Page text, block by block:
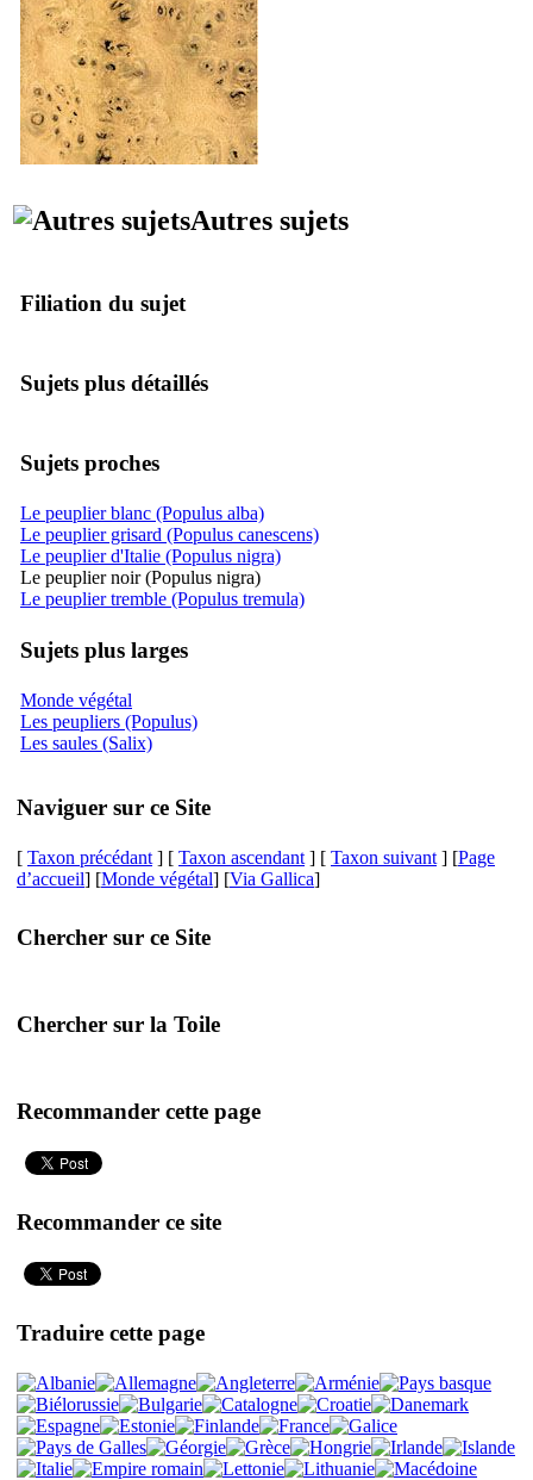
Autres sujets
Filiation du sujet
Sujets plus détaillés
Sujets proches
Le peuplier blanc (Populus alba)
Le peuplier grisard (Populus canescens)
Le peuplier d'Italie (Populus nigra)
Le peuplier noir (Populus nigra)
Le peuplier tremble (Populus tremula)
Sujets plus larges
Monde végétal
Les peupliers (Populus)
Les saules (Salix)
Naviguer sur ce Site
[ Taxon précédant ] [ Taxon ascendant ] [ Taxon suivant ] [Page
d’accueil] [Monde végétal] [Via Gallica]
Chercher sur ce Site
Chercher sur la Toile
Recommander cette page
Recommander ce site
Traduire cette page